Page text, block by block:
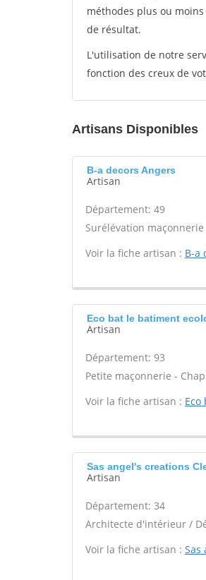
méthodes plus ou
de résultat.
L'utilisation de notre
fonction des creux de
Artisans Disponibles
B-a decors Angers
Artisan
Département: 49
Surélévation maçonnerie
Voir la fiche artisan : B-a
Eco bat le batiment
Artisan
Département: 93
Petite maçonnerie -
Voir la fiche artisan :
Sas angel's creations
Artisan
Département: 34
Architecte d'intérieur /
Voir la fiche artisan : Sas